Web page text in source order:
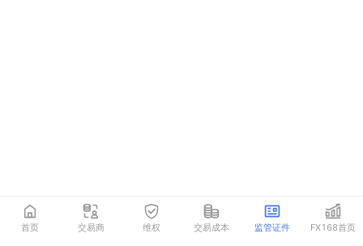
首页 交易商 维权 交易成本 监管证件 FX168首页